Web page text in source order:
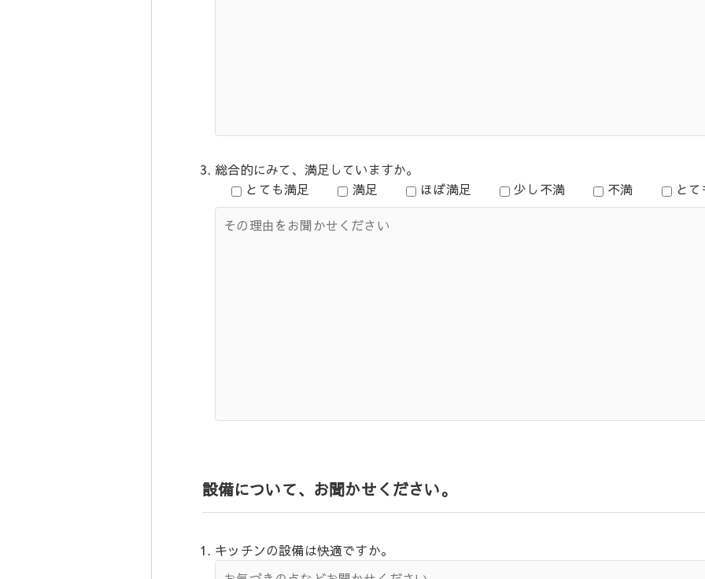
総合的にみて、満足していますか。
とても満足
満足 ほぼ満足 少し不満 不満 と
設備について、お聞かせください。
キッチンの設備は快適ですか。